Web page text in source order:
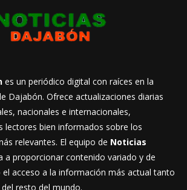
es un periódico digital con raíces en la
Dajabón. Ofrece actualizaciones diarias
nacionales e internacionales,
lectores bien informados sobre los
relevantes. El equipo de Noticias
a proporcionar contenido variado y de
el acceso a la información más actual tanto
resto del mundo.